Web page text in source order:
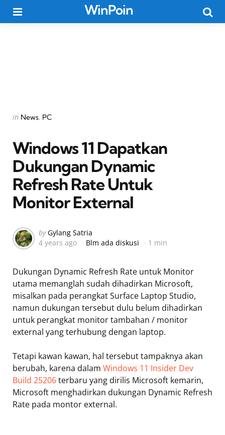
WinPoin
Categories
Posted
in News PC
Windows 11 Dapatkan
Dukungan Dynamic
Refresh Rate Untuk
Monitor External
Posted
by
by Gylang Satria
4 years ago
Blm ada diskusi 1 min
Dukungan Dynamic Refresh Rate untuk Monitor
utama memanglah sudah dihadirkan Microsoft,
misalkan pada perangkat Surface Laptop Studio,
namun dukungan tersebut dulu belum dihadirkan
untuk perangkat monitor tambahan / monitor
external yang terhubung dengan laptop.
Tetapi kawan kawan, hal tersebut tampaknya akan
berubah, karena dalam Windows 11 Insider Dev
Build 25206terbaru yang dirilis Microsoft kemarin,
Microsoft menghadirkan dukungan Dynamic Refresh
Rate pada montor external.